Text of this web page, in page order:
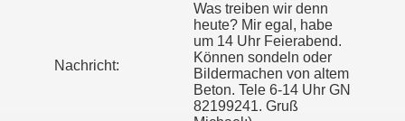
Nachricht:
Was treiben wir denn
heute? Mir egal, habe
um 14 Uhr Feierabend.
Können sondeln oder
Bildermachen von altem
Beton. Tele 6-14 Uhr GN
82199241. Gruß